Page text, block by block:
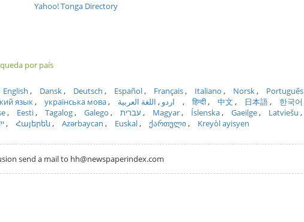
Yahoo! Tonga Directory
por país
English Dansk Deutsch Español Français Italiano Norsk Português
язык українська мова اردو اللغة العربية हिन्दी 中文 日本語 한국어
Eesti Tagalog Galego עברית Magyar Íslenska Gaeilge Latviešu
Հայերեն Azərbaycan Euskal ქართული Kreyòl ayisyen
send a mail to hh@newspaperindex.com